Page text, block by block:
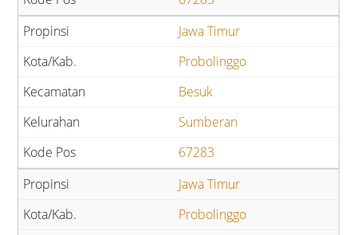
Jawa Timur
Probolinggo
Besuk
Sumberan
67283
Jawa Timur
Probolinggo